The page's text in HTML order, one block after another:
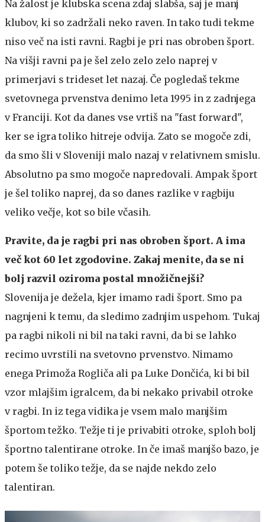
Na žalost je klubska scena zdaj slabša, saj je manj
klubov, ki so zadržali neko raven. In tako tudi tekme
niso več na isti ravni. Ragbi je pri nas obroben šport.
Na višji ravni pa je šel zelo zelo zelo naprej v
primerjavi s trideset let nazaj. Če pogledaš tekme
svetovnega prvenstva denimo leta 1995 in z zadnjega
v Franciji. Kot da danes vse vrtiš na "fast forward",
ker se igra toliko hitreje odvija. Zato se mogoče zdi,
da smo šli v Sloveniji malo nazaj v relativnem smislu.
Absolutno pa smo mogoče napredovali. Ampak šport
je šel toliko naprej, da so danes razlike v ragbiju
veliko večje, kot so bile včasih.
Pravite, da je ragbi pri nas obroben šport. A ima
več kot 60 let zgodovine. Zakaj menite, da se ni
bolj razvil oziroma postal množičnejši?
Slovenija je dežela, kjer imamo radi šport. Smo pa
nagnjeni k temu, da sledimo zadnjim uspehom. Tukaj
pa ragbi nikoli ni bil na taki ravni, da bi se lahko
recimo uvrstili na svetovno prvenstvo. Nimamo
enega Primoža Rogliča ali pa Luke Dončića, ki bi bil
vzor mlajšim igralcem, da bi nekako privabil otroke
v ragbi. In iz tega vidika je vsem malo manjšim
športom težko. Težje ti je privabiti otroke, sploh bolj
športno talentirane otroke. In če imaš manjšo bazo, je
potem še toliko težje, da se najde nekdo zelo
talentiran.